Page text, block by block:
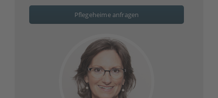
Pflegeheime anfragen